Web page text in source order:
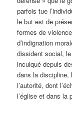
parfois tue
le but est de
formes de
d’indignation
dissident social,
inculqué depuis
dans la discipline,
l’autorité, dont
l’église et dans la